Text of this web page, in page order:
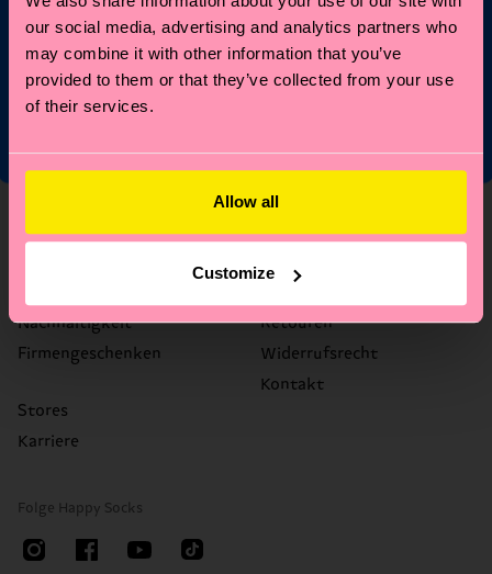
our social media, advertising and analytics partners who
may combine it with other information that you’ve
provided to them or that they’ve collected from your use
of their services.
Allow all
Customize
*Kann nicht mit anderen Angeboten, Limited/Special Editions
oder Sale Produkten kombiniert werden. Mit der Registrierung
akzeptierst du unsereDatenschutzrichtlinien.
Nachhaltigkeit
Firmengeschenken
Stores
Karriere
Retouren
Widerrufsrecht
Kontakt
Folge Happy Socks